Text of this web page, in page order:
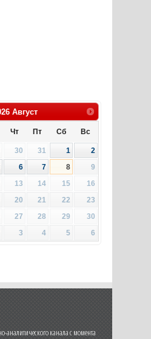
Август
Чт Пт Сб Вс
30 31 1
2
6 7 8
9
13 14 15
16
20 21 22
23
27 28 29
30
3 4 5 6
канала с момента